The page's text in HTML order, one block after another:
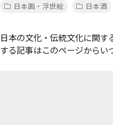
日本画・浮世絵
日本酒
日本の文化・伝統文化に関
する記事はこのページからい